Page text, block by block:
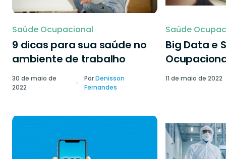
Saúde Ocupacional
9 dicas para sua saúde no
ambiente de trabalho
30 de maio de
2022
PorDenisson
Fernandes
Saúde
Big Data e
11 de maio de 2022